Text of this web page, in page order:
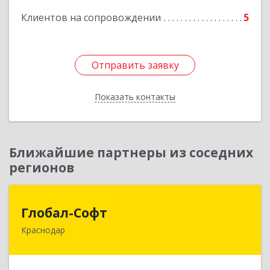
Клиентов на сопровождении 5
Отправить заявку
Показать контакты
Подробнее
Отправить заявку
Назад
Ближайшие партнеры из соседних
регионов
Глобал-Софт
Краснодар350018, Краснодарский край, Краснодар г,